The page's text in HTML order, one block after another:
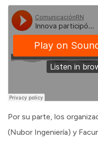
Por su parte, los
(Nubor Ingeniería) y